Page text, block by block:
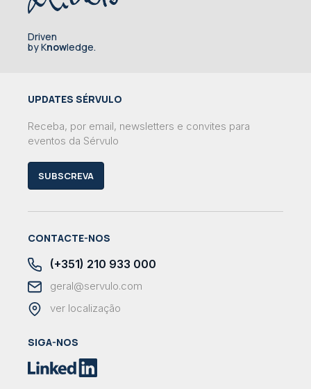
Driven
by Knowledge.
UPDATES SÉRVULO
Receba, por email, newsletters e convites para
eventos da Sérvulo
SUBSCREVA
CONTACTE-NOS
(+351) 210 933 000
geral@servulo.com
ver localização
SIGA-NOS